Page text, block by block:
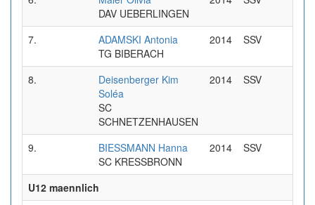
DAV UEBERLINGEN
7.
ADAMSKI Antonia
TG BIBERACH
2014 SSV
8.
Deisenberger Kim
Soléa
SC
SCHNETZENHAUSEN
2014 SSV
9.
BIESSMANN Hanna
SC KRESSBRONN
2014 SSV
U12 maennlich